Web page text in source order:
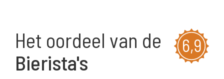
6,9
Het oordeel van de
Bierista's